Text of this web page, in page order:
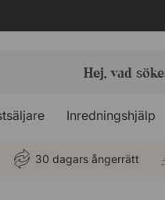
Inredningshjälp
30 dagars ångerrätt